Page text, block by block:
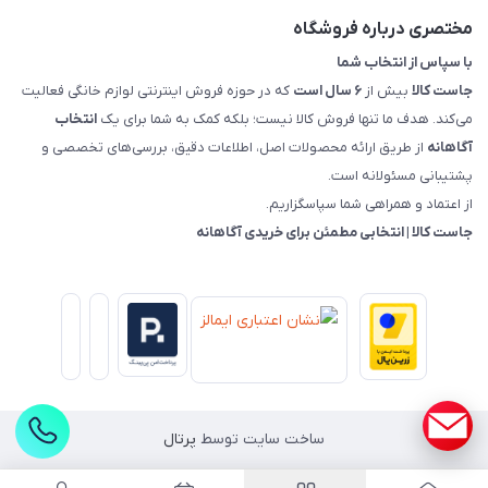
مختصری درباره فروشگاه
با سپاس از انتخاب شما
جاست کالا بیش از ۶ سال است
که در حوزه فروش اینترنتی لوازم خانگی فعالیت
می‌کند. هدف ما تنها فروش کالا نیست؛ بلکه کمک به شما برای یک انتخاب
آگاهانه از طریق ارائه محصولات اصل، اطلاعات دقیق، بررسی‌های تخصصی و
پشتیبانی مسئولانه است.
از اعتماد و همراهی شما سپاسگزاریم.
جاست کالا | انتخابی مطمئن برای خریدی آگاهانه
ساخت سایت توسط پرتال